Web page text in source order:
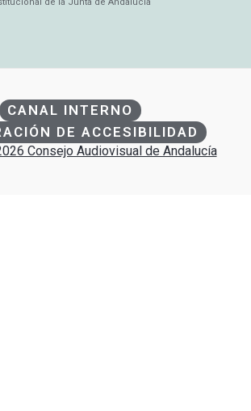
de la Junta de Andalucía
CANAL INTERNO
DE ACCESIBILIDAD
Consejo Audiovisual de Andalucía